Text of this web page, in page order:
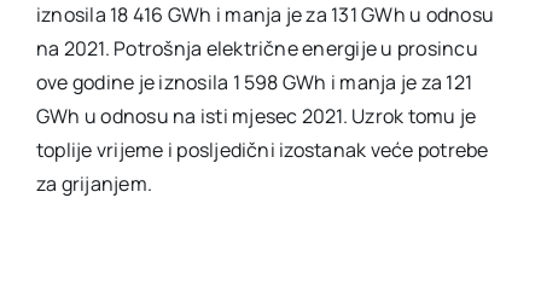
iznosila 18 416 GWh i manja je za 131 GWh u odnosu
na 2021. Potrošnja električne energije u prosincu
ove godine je iznosila 1 598 GWh i manja je za 121
GWh u odnosu na isti mjesec 2021. Uzrok tomu je
toplije vrijeme i posljedični izostanak veće potrebe
za grijanjem.